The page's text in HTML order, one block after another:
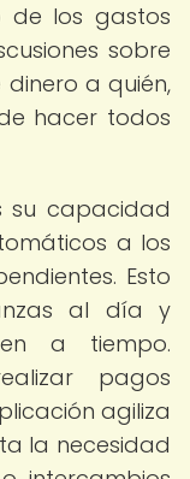
de los gastos
sobre
a quién,
hacer todos
su capacidad
a los
Esto
al día y
a tiempo.
pagos
agiliza
la necesidad